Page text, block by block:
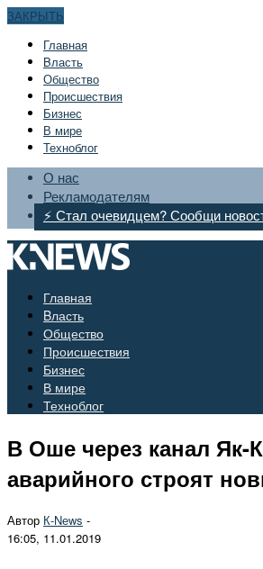
ЗАКРЫТЬ
Главная
Bласть
Общество
Происшествия
Бизнес
В мире
Техноблог
О нас
Рекламодателям
⚡ Стал очевидцем? Сообщи
Главная
Bласть
Общество
Происшествия
Бизнес
В мире
Техноблог
В Оше через канал Як-
аварийного строят
Автор К-Nеws -
16:05, 11.01.2019